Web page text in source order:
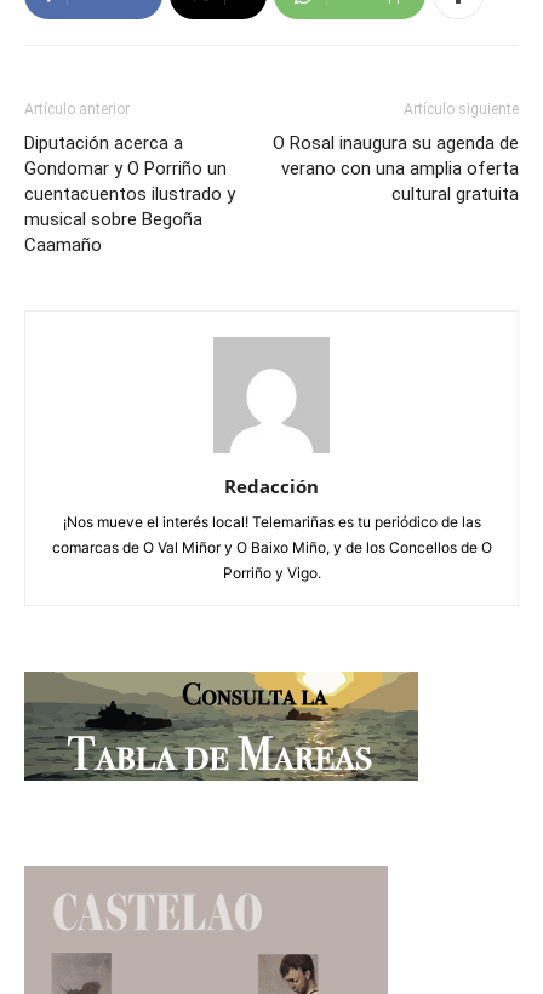
Artículo anterior
Diputación acerca a
Gondomar y O Porriño un
cuentacuentos ilustrado y
musical sobre Begoña
Caamaño
Artículo siguiente
O Rosal inaugura su agenda de
verano con una amplia oferta
cultural gratuita
Redacción
¡Nos mueve el interés local! Telemariñas es tu periódico de las
comarcas de O Val Miñor y O Baixo Miño, y de los Concellos de O
Porriño y Vigo.